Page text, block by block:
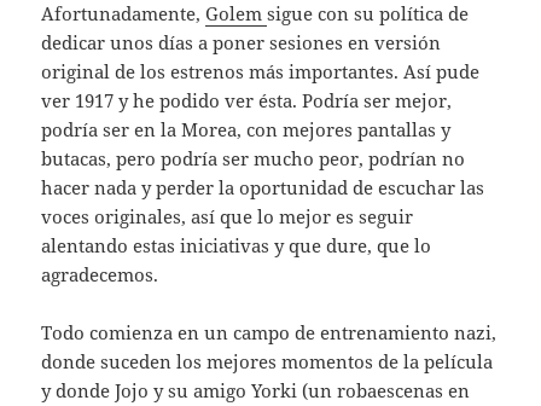
Afortunadamente,Golemsigue con su política de
dedicar unos días a poner sesiones en versión
original de los estrenos más importantes. Así pude
ver 1917 y he podido ver ésta. Podría ser mejor,
podría ser en la Morea, con mejores pantallas y
butacas, pero podría ser mucho peor, podrían no
hacer nada y perder la oportunidad de escuchar las
voces originales, así que lo mejor es seguir
alentando estas iniciativas y que dure, que lo
agradecemos.
Todo comienza en un campo de entrenamiento nazi,
donde suceden los mejores momentos de la película
y donde Jojo y su amigo Yorki (un robaescenas en